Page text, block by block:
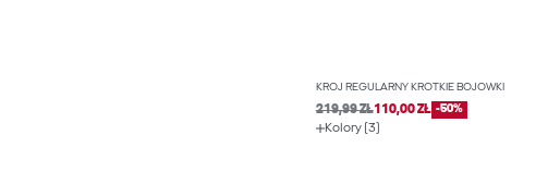
KRÓJ REGULARNY KRÓTKIE BOJÓWKI
219,99 ZŁ110,00 ZŁ -50%
Kolory (3)